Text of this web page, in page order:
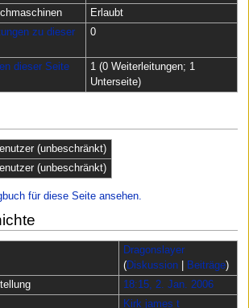
Erlaubt
zu dieser
0
dieser Seite
1 (0 Weiterleitungen; 1
Unterseite)
(unbeschränkt)
(unbeschränkt)
für diese Seite ansehen.
Dragonslayer
(Diskussion| Beiträge)
18:15, 2. Jan. 2006
Kirk james t